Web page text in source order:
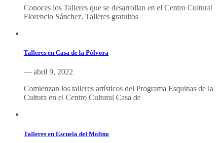
Conoces los Talleres que se desarrollan en el Centro Cultural
Florencio Sánchez. Talleres gratuitos
Talleres en Casa de la Pólvora
— abril 9, 2022
Comienzan los talleres artísticos del Programa Esquinas de la
Cultura en el Centro Cultural Casa de
Talleres en Escuela del Molino